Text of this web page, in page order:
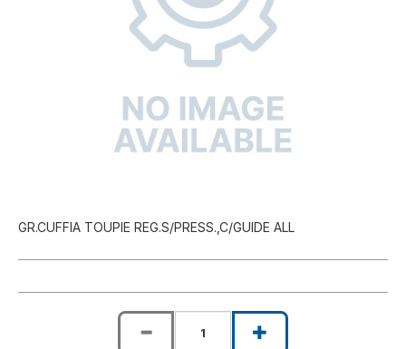
GR.CUFFIA TOUPIE REG.S/PRESS.,C/GUIDE ALL